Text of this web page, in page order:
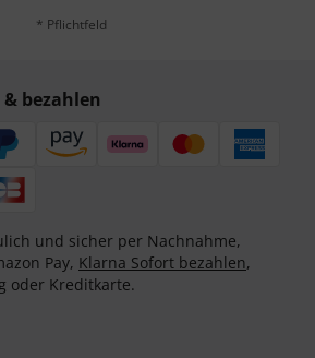
* Pflichtfeld
bezahlen
und sicher per Nachnahme,
Pay, Klarna Sofort bezahlen,
oder Kreditkarte.